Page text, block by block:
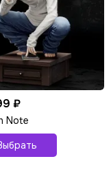
₽
Note